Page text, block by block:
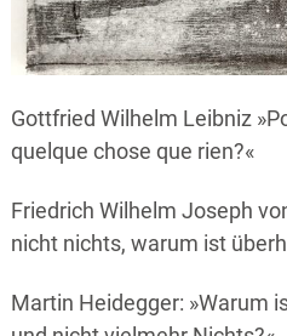
Gottfried Wilhelm Leibniz
quelque chose que rien?«
Friedrich Wilhelm Joseph
nicht nichts, warum ist
Martin Heidegger: »Warum